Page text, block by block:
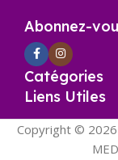
Abonnez-
Catégories
Liens Utiles
Copyright © 2026